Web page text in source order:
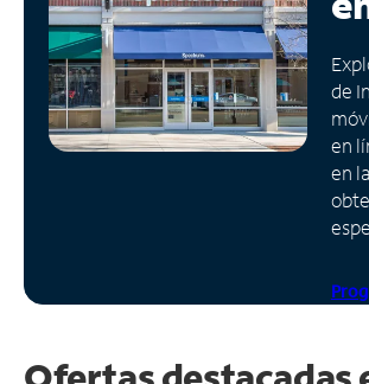
Administrar
cuenta
Encuentra
una
tienda
de
en
en